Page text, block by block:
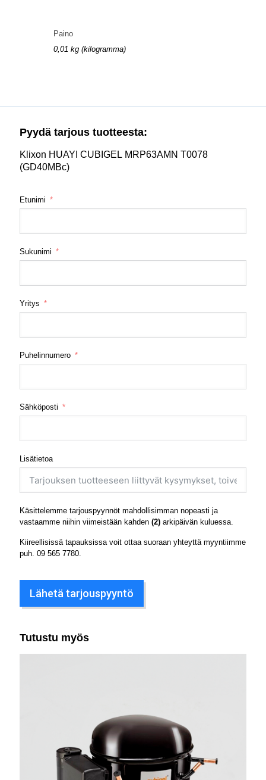
Paino
0,01 kg (kilogramma)
Pyydä tarjous tuotteesta:
Klixon HUAYI CUBIGEL MRP63AMN T0078
(GD40MBc)
Etunimi
Sukunimi
Yritys
Puhelinnumero
Sähköposti
Lisätietoa
Käsittelemme tarjouspyynnöt mahdollisimman nopeasti ja
vastaamme niihin viimeistään kahden (2) arkipäivän kuluessa.
Kiireellisissä tapauksissa voit ottaa suoraan yhteyttä myyntiimme
puh. 09 565 7780
Lähetä tarjouspyyntö
Tutustu myös